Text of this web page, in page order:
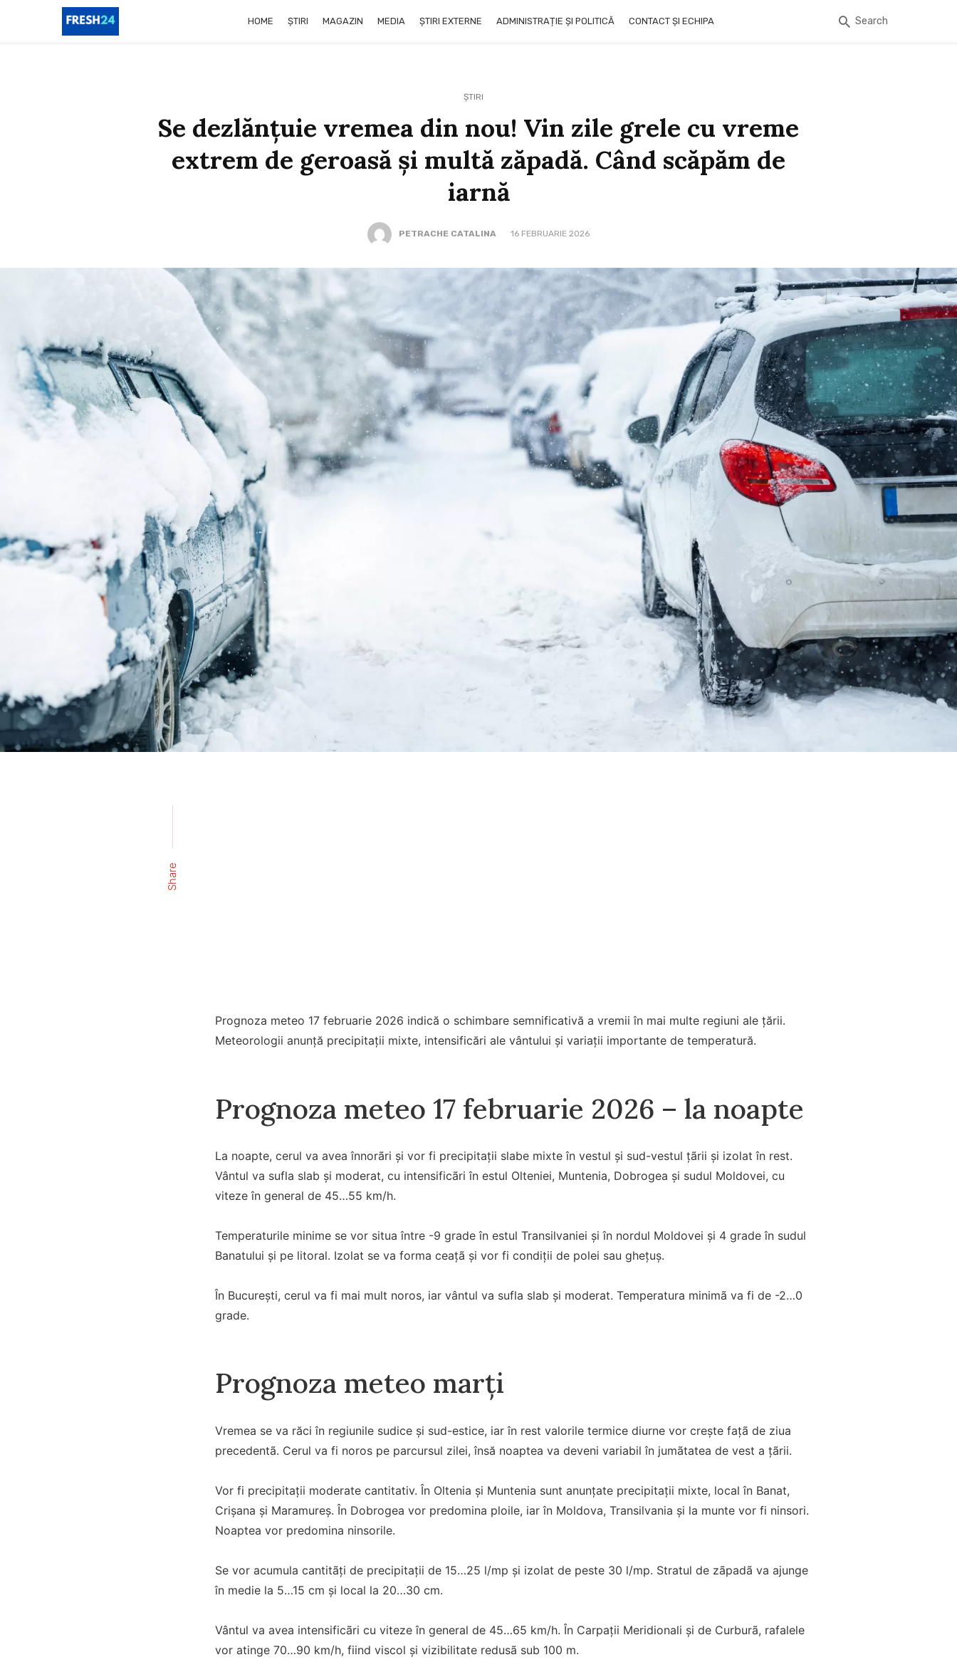
HOME ȘTIRI MAGAZIN MEDIA ȘTIRI EXTERNE ADMINISTRAȚIE ȘI POLITICĂ CONTACT ȘI ECHIPA Search
ȘTIRI
Se dezlănțuie vremea din nou! Vin zile grele cu vreme
extrem de geroasă și multă zăpadă. Când scăpăm de
iarnă
PETRACHE CATALINA 16 FEBRUARIE 2026
Share
Prognoza meteo 17 februarie 2026 indică o schimbare semnificativă a vremii în mai multe regiuni ale țării.
Meteorologii anunță precipitații mixte, intensificări ale vântului și variații importante de temperatură.
Prognoza meteo 17 februarie 2026 – la noapte
La noapte, cerul va avea înnorãri şi vor fi precipitaţii slabe mixte în vestul şi sud-vestul ţãrii şi izolat în rest.
Vântul va sufla slab şi moderat, cu intensificãri în estul Olteniei, Muntenia, Dobrogea şi sudul Moldovei, cu
viteze în general de 45…55 km/h.
Temperaturile minime se vor situa între -9 grade în estul Transilvaniei şi în nordul Moldovei şi 4 grade în sudul
Banatului şi pe litoral. Izolat se va forma ceaţã şi vor fi condiţii de polei sau gheţuş.
În București, cerul va fi mai mult noros, iar vântul va sufla slab şi moderat. Temperatura minimã va fi de -2…0
grade.
Prognoza meteo marți
Vremea se va răci în regiunile sudice şi sud-estice, iar în rest valorile termice diurne vor creşte faţã de ziua
precedentã. Cerul va fi noros pe parcursul zilei, însă noaptea va deveni variabil în jumãtatea de vest a ţãrii.
Vor fi precipitaţii moderate cantitativ. În Oltenia şi Muntenia sunt anunţate precipitaţii mixte, local în Banat,
Crişana şi Maramureş. În Dobrogea vor predomina ploile, iar în Moldova, Transilvania şi la munte vor fi ninsori.
Noaptea vor predomina ninsorile.
Se vor acumula cantitãţi de precipitaţii de 15…25 l/mp şi izolat de peste 30 l/mp. Stratul de zãpadã va ajunge
în medie la 5…15 cm şi local la 20…30 cm.
Vântul va avea intensificãri cu viteze în general de 45…65 km/h. În Carpaţii Meridionali şi de Curburã, rafalele
vor atinge 70…90 km/h, fiind viscol şi vizibilitate redusã sub 100 m.